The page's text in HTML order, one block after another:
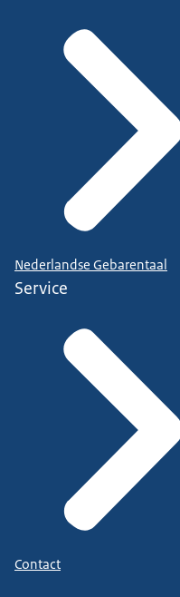
Nederlandse Gebarentaal
Service
Contact